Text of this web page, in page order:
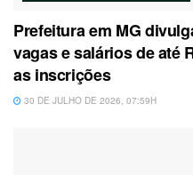
Prefeitura em MG
vagas e salários de até
as inscrições
30 DE JULHO DE 2026, 07:59H